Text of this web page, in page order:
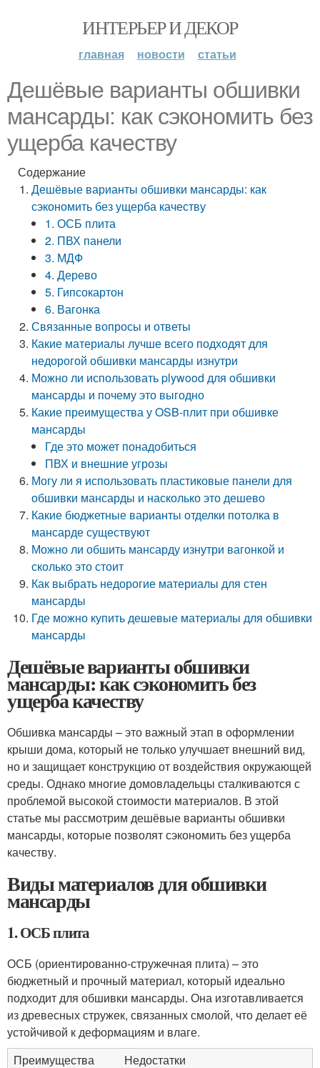
ИНТЕРЬЕР И ДЕКОР
главная новости статьи
Дешёвые варианты обшивки
мансарды: как сэкономить без
ущерба качеству
Содержание
Дешёвые варианты обшивки мансарды: как
сэкономить без ущерба качеству
1. ОСБ плита
2. ПВХ панели
3. МДФ
4. Дерево
5. Гипсокартон
6. Вагонка
Связанные вопросы и ответы
Какие материалы лучше всего подходят для
недорогой обшивки мансарды изнутри
Можно ли использовать plywood для обшивки
мансарды и почему это выгодно
Какие преимущества у OSB-плит при обшивке
мансарды
Где это может понадобиться
ПВХ и внешние угрозы
Могу ли я использовать пластиковые панели для
обшивки мансарды и насколько это дешево
Какие бюджетные варианты отделки потолка в
мансарде существуют
Можно ли обшить мансарду изнутри вагонкой и
сколько это стоит
Как выбрать недорогие материалы для стен
мансарды
Где можно купить дешевые материалы для обшивки
мансарды
Дешёвые варианты обшивки
мансарды: как сэкономить без
ущерба качеству
Обшивка мансарды – это важный этап в оформлении
крыши дома, который не только улучшает внешний вид,
но и защищает конструкцию от воздействия окружающей
среды. Однако многие домовладельцы сталкиваются с
проблемой высокой стоимости материалов. В этой
статье мы рассмотрим дешёвые варианты обшивки
мансарды, которые позволят сэкономить без ущерба
качеству.
Виды материалов для обшивки
мансарды
1. ОСБ плита
ОСБ (ориентированно-стружечная плита) – это
бюджетный и прочный материал, который идеально
подходит для обшивки мансарды. Она изготавливается
из древесных стружек, связанных смолой, что делает её
устойчивой к деформациям и влаге.
Преимущества
Недостатки